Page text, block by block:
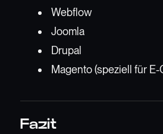
Webflow
Joomla
Drupal
Magento (speziell für E-
Fazit